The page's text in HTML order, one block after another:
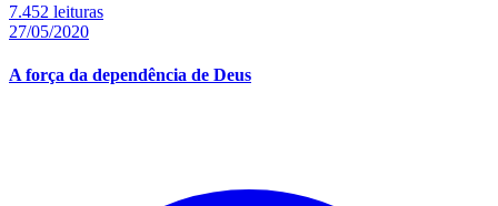
7.452 leituras
27/05/2020
A força da dependência de Deus